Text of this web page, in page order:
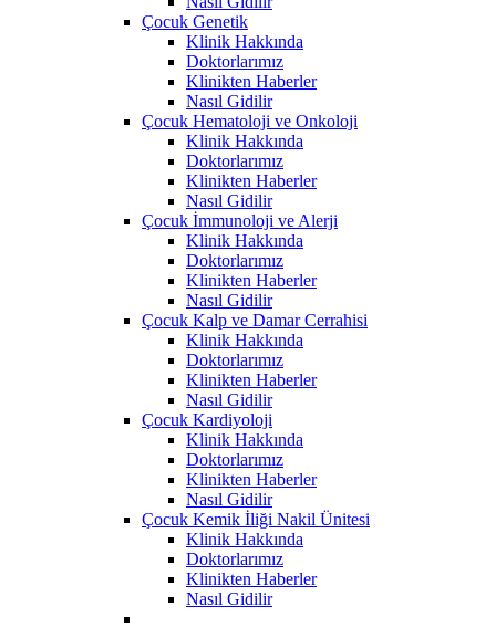
Çocuk Genetik
Klinik Hakkında
Doktorlarımız
Klinikten Haberler
Nasıl Gidilir
Çocuk Hematoloji ve Onkoloji
Klinik Hakkında
Doktorlarımız
Klinikten Haberler
Nasıl Gidilir
Çocuk İmmunoloji ve Alerji
Klinik Hakkında
Doktorlarımız
Klinikten Haberler
Nasıl Gidilir
Çocuk Kalp ve Damar Cerrahisi
Klinik Hakkında
Doktorlarımız
Klinikten Haberler
Nasıl Gidilir
Çocuk Kardiyoloji
Klinik Hakkında
Doktorlarımız
Klinikten Haberler
Nasıl Gidilir
Çocuk Kemik İliği Nakil Ünitesi
Klinik Hakkında
Doktorlarımız
Klinikten Haberler
Nasıl Gidilir